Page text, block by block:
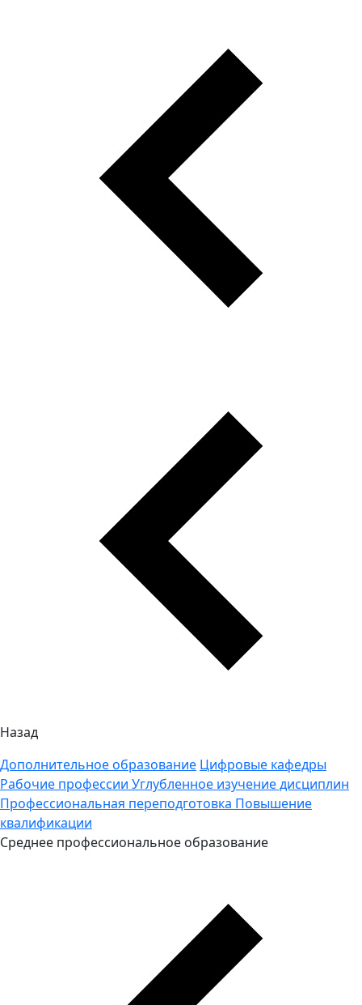
Назад
Дополнительное образование Цифровые кафедры
Рабочие профессии Углубленное изучение дисциплин
Профессиональная переподготовка Повышение
квалификации
Среднее профессиональное образование